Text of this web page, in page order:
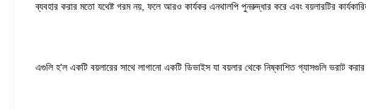
ব্যবহার করার মতো যথেষ্ট গরম নয়, ফলে আরও কার্যকর এনথালপি পুনরুদ্ধার করে এবং বয়লারটির
এগুলি হ'ল একটি বয়লারের সাথে লাগানো একটি ডিভাইস যা বয়লার থেকে নিষ্কাশিত গ্যাসগুলি ভরাট